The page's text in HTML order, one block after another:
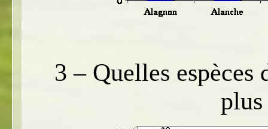
3 – Quelles espèces